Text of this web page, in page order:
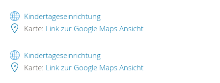
Kindertageseinrichtung
Karte: Link zur Google Maps Ansicht
Kindertageseinrichtung
Karte: Link zur Google Maps Ansicht